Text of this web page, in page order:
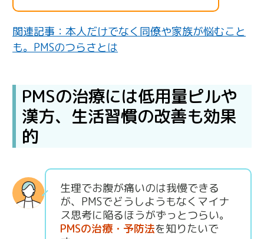
関連記事：本人だけでなく同僚や家族が悩むこと
も。PMSのつらさとは
PMSの治療には低用量ピルや
漢方、生活習慣の改善も効果
的
生理でお腹が痛いのは我慢できる
が、PMSでどうしようもなくマイナ
ス思考に陥るほうがずっとつらい。
PMSの治療・予防法を知りたいで